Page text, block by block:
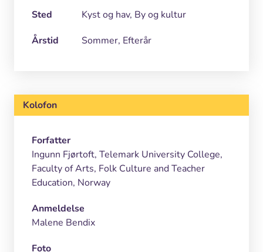
Sted
Kyst og hav, By og kultur
Årstid
Sommer, Efterår
Kolofon
Forfatter
Ingunn Fjørtoft, Telemark University College,
Faculty of Arts, Folk Culture and Teacher
Education, Norway
Anmeldelse
Malene Bendix
Foto